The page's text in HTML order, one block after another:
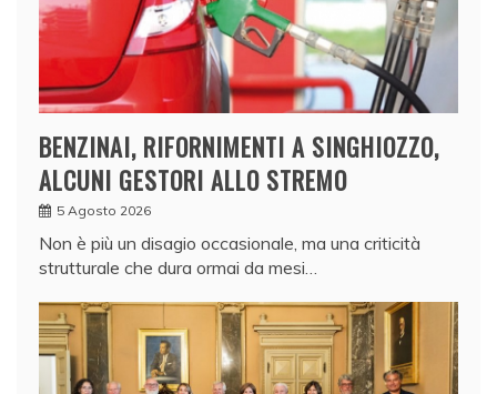
BENZINAI, RIFORNIMENTI A SINGHIOZZO,
ALCUNI GESTORI ALLO STREMO
5 Agosto 2026
Non è più un disagio occasionale, ma una criticità
strutturale che dura ormai da mesi…